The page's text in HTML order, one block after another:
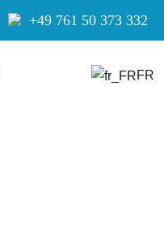
+49 761 50 373 332
FR